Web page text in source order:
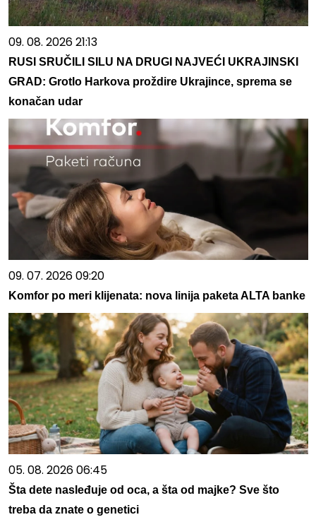
09. 08. 2026 21:13
RUSI SRUČILI SILU NA DRUGI NAJVEĆI UKRAJINSKI
GRAD: Grotlo Harkova proždire Ukrajince, sprema se
konačan udar
09. 07. 2026 09:20
Komfor po meri klijenata: nova linija paketa ALTA banke
05. 08. 2026 06:45
Šta dete nasleđuje od oca, a šta od majke? Sve što
treba da znate o genetici